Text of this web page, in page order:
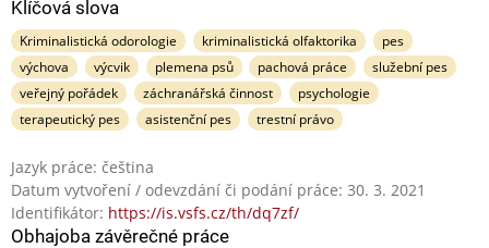
Klíčová slova
Kriminalistická odorologie kriminalistická olfaktorika
pes
výchova
výcvik plemena psů pachová práce
služební pes
veřejný pořádek
záchranářská činnost
psychologie
terapeutický pes
asistenční pes trestní právo
Jazyk práce: čeština
Datum vytvoření / odevzdání či podání práce: 30. 3. 2021
Identifikátor: https://is.vsfs.cz/th/dq7zf/
Obhajoba závěrečné práce